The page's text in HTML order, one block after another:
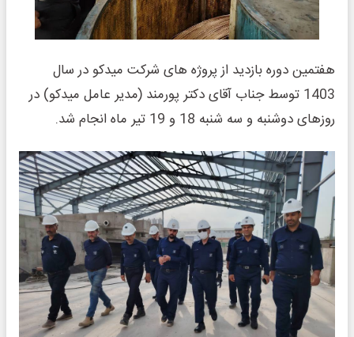
هفتمین دوره بازدید از پروژه های شرکت میدکو در سال
1403 توسط جناب آقای دکتر پورمند (مدیر عامل میدکو) در
روزهای دوشنبه و سه شنبه 18 و 19 تیر ماه انجام شد.